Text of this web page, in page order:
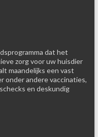
dat het
zorg voor uw huisdier
maandelijks een vast
onder andere vaccinaties,
en deskundig